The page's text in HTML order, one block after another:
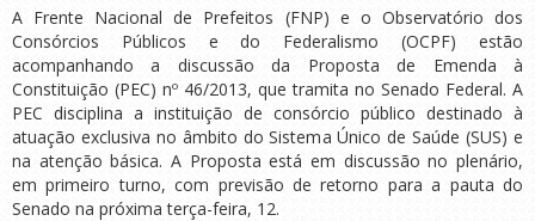
A Frente Nacional de Prefeitos (FNP) e o Observatório dos
Consórcios Públicos e do Federalismo (OCPF) estão
acompanhando a discussão da Proposta de Emenda à
Constituição (PEC) nº 46/2013, que tramita no Senado Federal. A
PEC disciplina a instituição de consórcio público destinado à
atuação exclusiva no âmbito do Sistema Único de Saúde (SUS) e
na atenção básica. A Proposta está em discussão no plenário,
em primeiro turno, com previsão de retorno para a pauta do
Senado na próxima terça-feira, 12.